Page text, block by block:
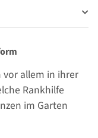
allem in ihrer
Rankhilfe
im Garten